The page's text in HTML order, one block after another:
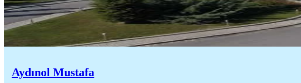
Aydınol Mustafa